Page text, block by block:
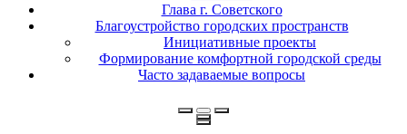
Глава г. Советского
Благоустройство городских пространств
Инициативные проекты
Формирование комфортной городской среды
Часто задаваемые вопросы